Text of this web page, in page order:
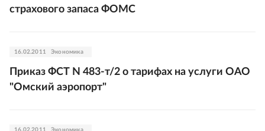
страхового запаса ФОМС
16.02.2011 Экономика
Приказ ФСТ N 483-т/2 о тарифах на услуги ОАО
"Омский аэропорт"
16.02.2011 Экономика